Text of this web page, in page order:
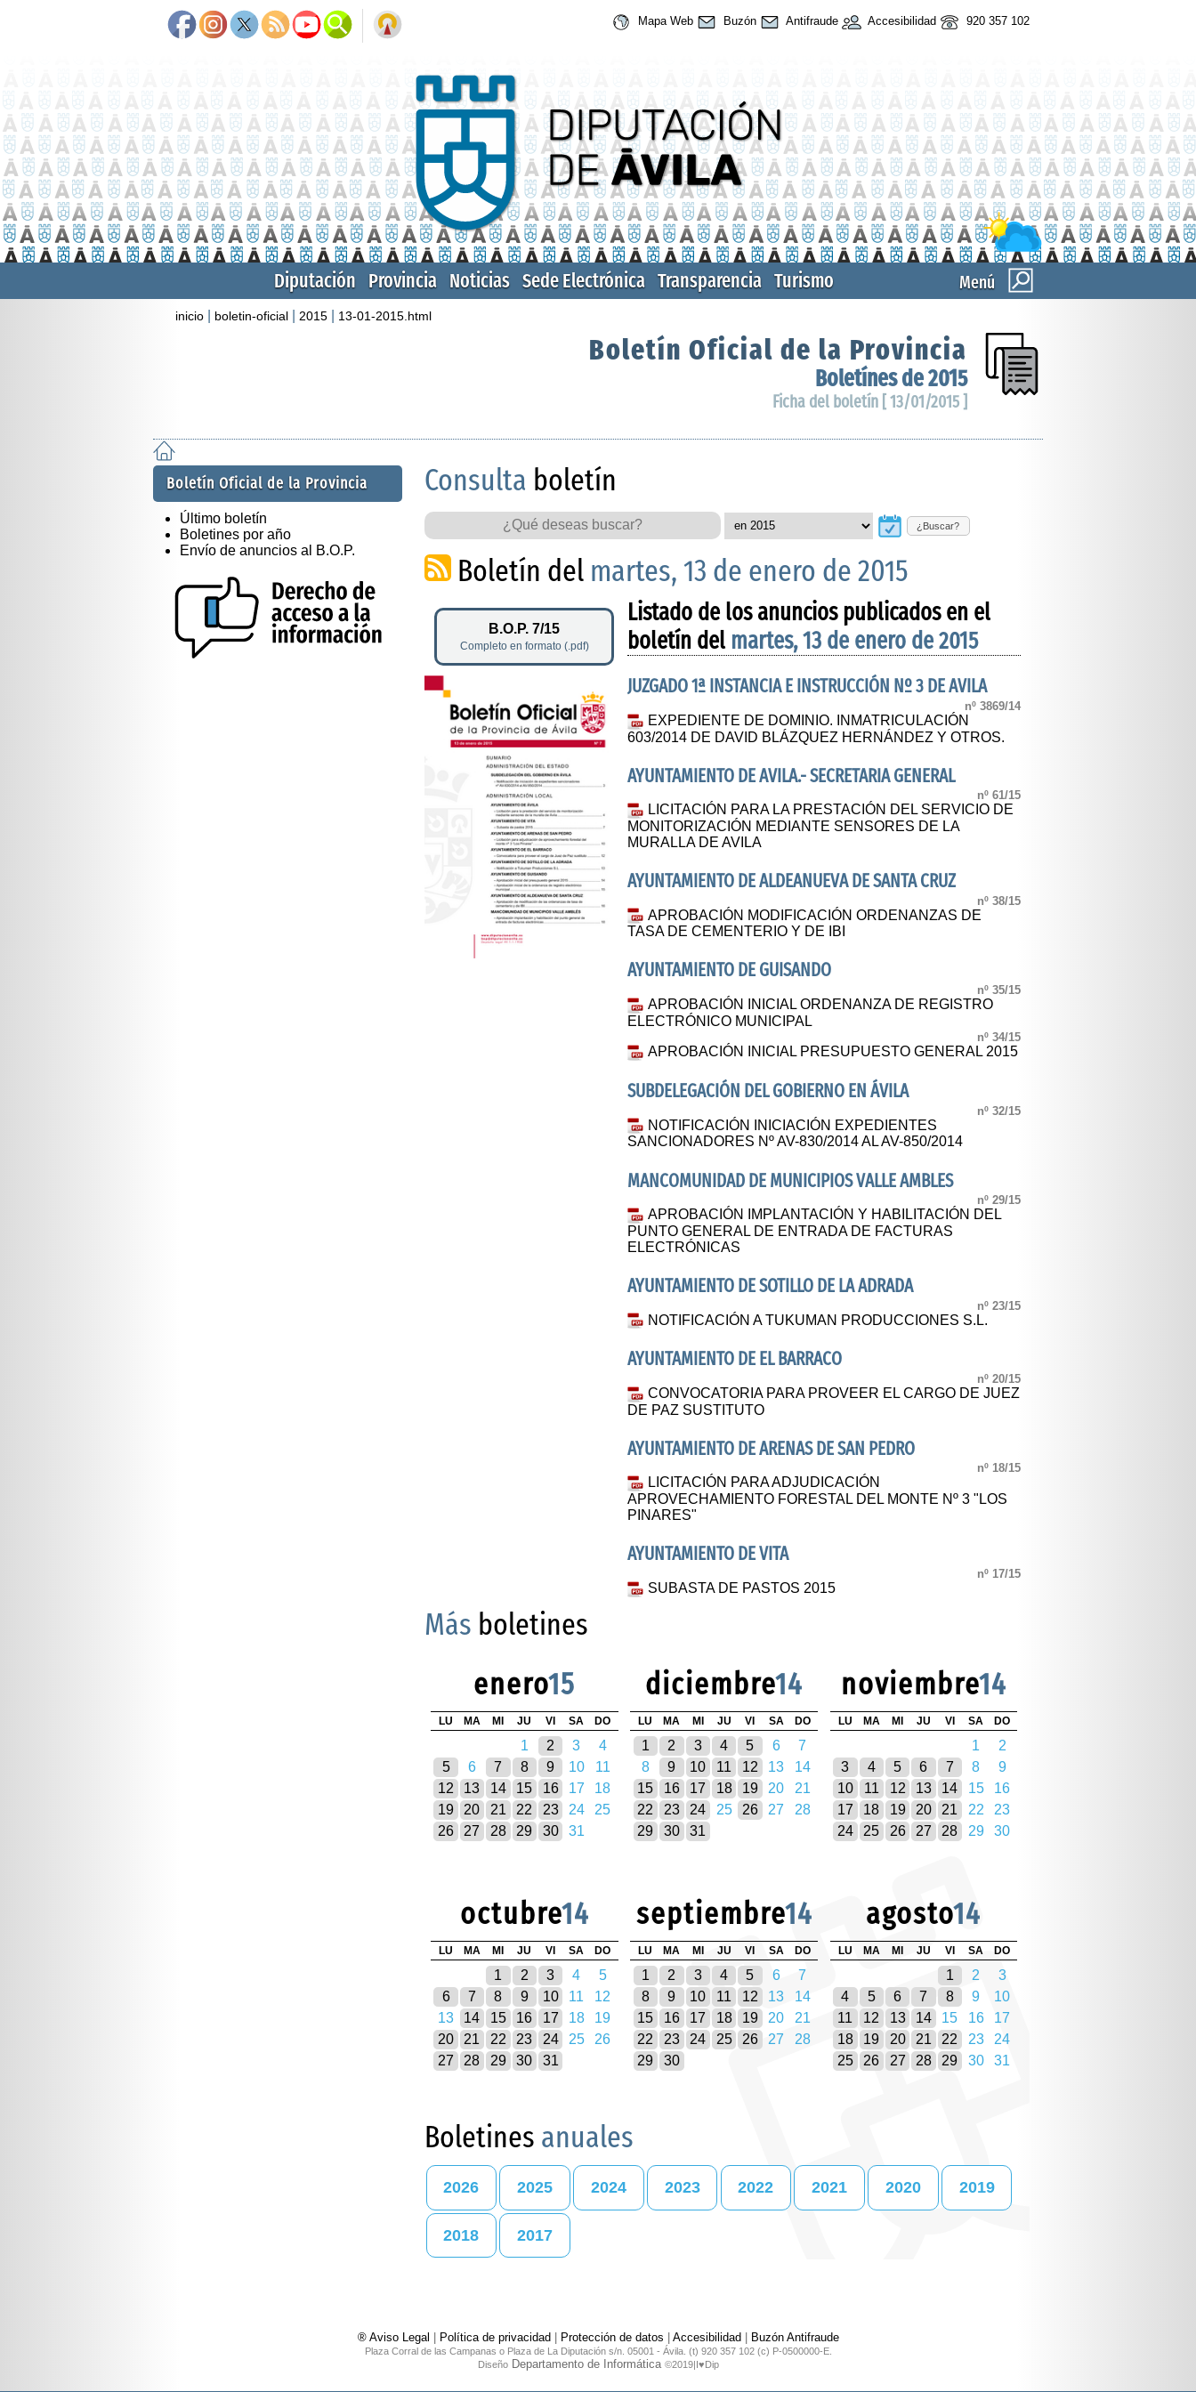
Mapa Web Buzón Antifraude Accesibilidad 920 357 102
Menú
Diputación Provincia Noticias Sede Electrónica Transparencia Turismo
inicio boletin-oficial 2015 13-01-2015.html
Boletín Oficial de la Provincia
Boletínes de 2015
Ficha del boletín [ 13/01/2015 ]
Boletín Oficial de la Provincia
Último boletín
Boletines por año
Envío de anuncios al B.O.P.
Consulta boletín
¿Buscar?
Boletín del martes, 13 de enero de 2015
B.O.P. 7/15
Completo en formato (.pdf)
Listado de los anuncios publicados en el
boletín del martes, 13 de enero de 2015
JUZGADO 1ª INSTANCIA E INSTRUCCIÓN Nº 3 DE AVILA
nº 3869/14
EXPEDIENTE DE DOMINIO. INMATRICULACIÓN
603/2014 DE DAVID BLÁZQUEZ HERNÁNDEZ Y OTROS.
AYUNTAMIENTO DE AVILA.- SECRETARIA GENERAL
nº 61/15
LICITACIÓN PARA LA PRESTACIÓN DEL SERVICIO DE
MONITORIZACIÓN MEDIANTE SENSORES DE LA
MURALLA DE AVILA
AYUNTAMIENTO DE ALDEANUEVA DE SANTA CRUZ
nº 38/15
APROBACIÓN MODIFICACIÓN ORDENANZAS DE
TASA DE CEMENTERIO Y DE IBI
AYUNTAMIENTO DE GUISANDO
nº 35/15
APROBACIÓN INICIAL ORDENANZA DE REGISTRO
ELECTRÓNICO MUNICIPAL
nº 34/15
APROBACIÓN INICIAL PRESUPUESTO GENERAL 2015
SUBDELEGACIÓN DEL GOBIERNO EN ÁVILA
nº 32/15
NOTIFICACIÓN INICIACIÓN EXPEDIENTES
SANCIONADORES Nº AV-830/2014 AL AV-850/2014
MANCOMUNIDAD DE MUNICIPIOS VALLE AMBLES
nº 29/15
APROBACIÓN IMPLANTACIÓN Y HABILITACIÓN DEL
PUNTO GENERAL DE ENTRADA DE FACTURAS
ELECTRÓNICAS
AYUNTAMIENTO DE SOTILLO DE LA ADRADA
nº 23/15
NOTIFICACIÓN A TUKUMAN PRODUCCIONES S.L.
AYUNTAMIENTO DE EL BARRACO
nº 20/15
CONVOCATORIA PARA PROVEER EL CARGO DE JUEZ
DE PAZ SUSTITUTO
AYUNTAMIENTO DE ARENAS DE SAN PEDRO
nº 18/15
LICITACIÓN PARA ADJUDICACIÓN
APROVECHAMIENTO FORESTAL DEL MONTE Nº 3 "LOS
PINARES"
AYUNTAMIENTO DE VITA
nº 17/15
SUBASTA DE PASTOS 2015
Más boletines
enero15
LU MA MI JU VI SA DO
1 2 3
4
5
6 7 8 9 10
11
12
13 14 15 16 17
18
19
20 21 22 23 24
25
26
27 28 29 30 31
diciembre14
LU MA MI JU VI SA DO
1 2 3 4 5 6
7
8
9 10 11 12 13
14
15
16 17 18 19 20
21
22
23 24 25 26 27
28
29
30 31
noviembre14
LU MA MI JU VI SA DO
1
2
3
4 5 6 7 8
9
10
11 12 13 14 15
16
17
18 19 20 21 22
23
24
25 26 27 28 29 30
octubre14
LU MA MI JU VI SA DO
1 2 3 4
5
6
7 8 9 10 11
12
13
14 15 16 17 18
19
20
21 22 23 24 25
26
27
28 29 30 31
septiembre14
LU MA MI JU VI SA DO
1 2 3 4 5 6
7
8
9 10 11 12 13
14
15
16 17 18 19 20
21
22
23 24 25 26 27
28
29
30
agosto14
LU MA MI JU VI SA DO
1 2
3
4
5 6 7 8 9
10
11
12 13 14 15 16
17
18
19 20 21 22 23
24
25
26 27 28 29 30 31
Boletines anuales
2026 2025 2024 2023 2022 2021 2020 2019
2018 2017
® Aviso Legal Política de privacidad Protección de datos Accesibilidad Buzón Antifraude
Plaza Corral de las Campanas o Plaza de La Diputación s/n. 05001 - Ávila. (t) 920 357 102 (c) P-0500000-E.
DiseñoDepartamento de Informática ©2019|I♥Dip